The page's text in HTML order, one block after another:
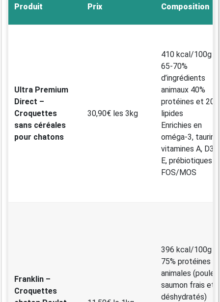
Produit Prix Composition
Ultra Premium
Direct –
Croquettes
sans céréales
pour chatons
30,90€ les 3kg
410 kcal/100g
65-70%
d’ingrédients
animaux 40%
protéines et 20%
lipides
Enrichies en
oméga-3, taurine,
vitamines A, D3,
E, prébiotiques
FOS/MOS
Franklin –
Croquettes
396 kcal/100g
75% protéines
animales (poulet,
saumon frais et
déshydratés)